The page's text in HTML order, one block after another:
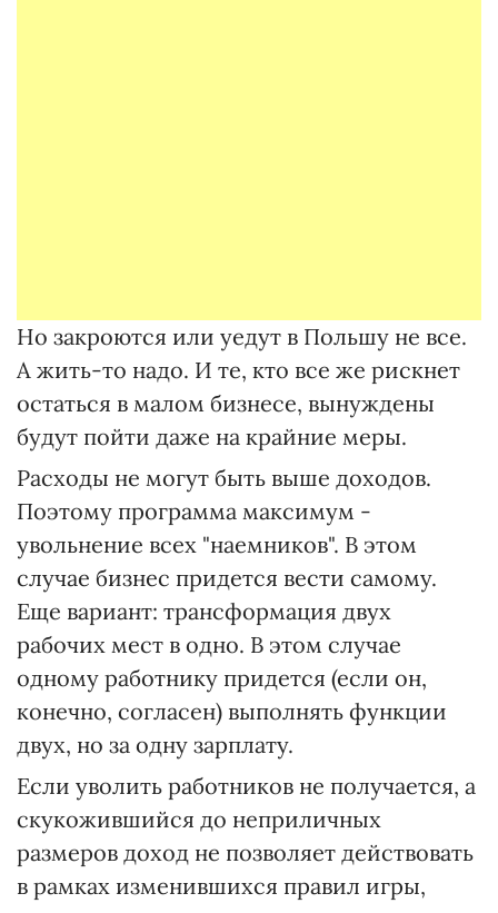
Но закроются или уедут в Польшу не все.
А жить-то надо. И те, кто все же рискнет
остаться в малом бизнесе, вынуждены
будут пойти даже на крайние меры.
Расходы не могут быть выше доходов.
Поэтому программа максимум -
увольнение всех "наемников". В этом
случае бизнес придется вести самому.
Еще вариант: трансформация двух
рабочих мест в одно. В этом случае
одному работнику придется (если он,
конечно, согласен) выполнять функции
двух, но за одну зарплату.
Если уволить работников не получается, а
скукожившийся до неприличных
размеров доход не позволяет действовать
в рамках изменившихся правил игры,